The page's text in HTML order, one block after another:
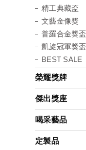
精工典藏盃
文藝金像獎
普羅合金獎盃
凱旋冠軍獎盃
BEST SALE
榮耀獎牌
傑出獎座
喝采藝品
定製品